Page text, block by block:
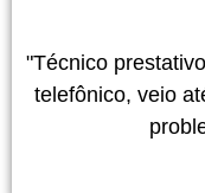
"Técnico
telefônico, veio